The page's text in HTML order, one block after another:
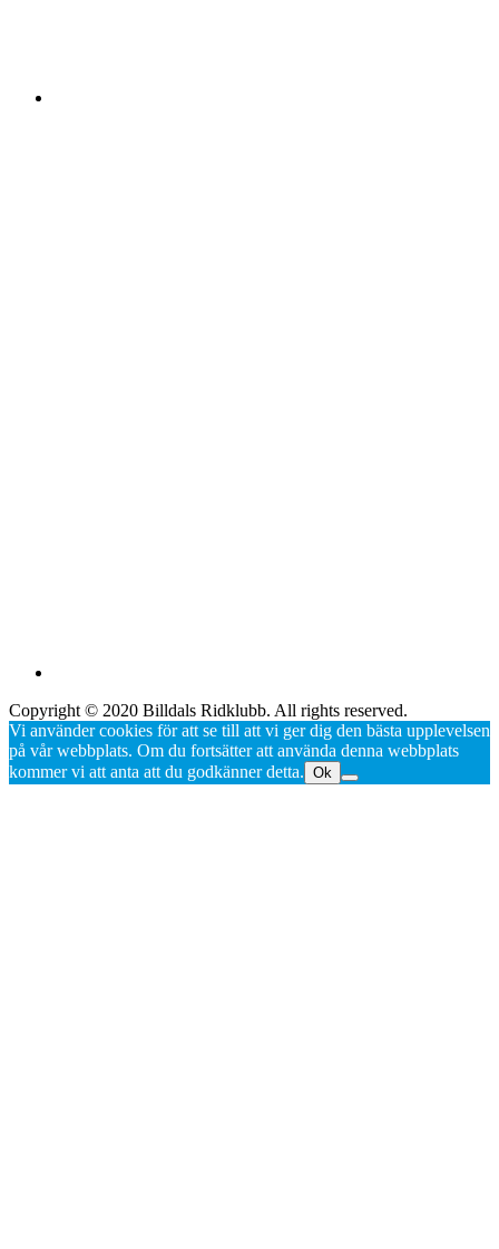
Copyright © 2020 Billdals Ridklubb. All rights reserved.
Vi använder cookies för att se till att vi ger dig den bästa upplevelsen
på vår webbplats. Om du fortsätter att använda denna webbplats
kommer vi att anta att du godkänner detta. Ok